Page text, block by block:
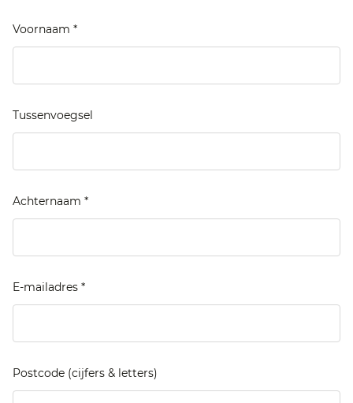
Persoonlijk KIK-account
Voornaam *
Tussenvoegsel
Achternaam *
E-mailadres *
Postcode (cijfers & letters)